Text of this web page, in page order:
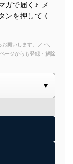
ガで届く♪ メ
ンを押してく
願いします。／~＼
ージからも登録・解除